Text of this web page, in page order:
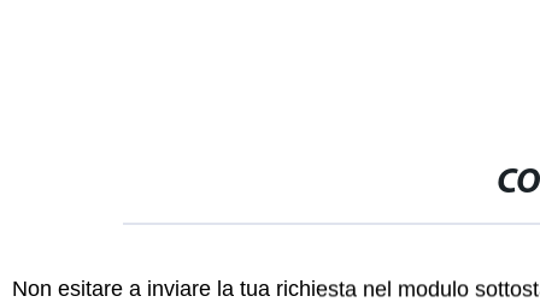
Non esitare a inviare la tua richiesta nel modulo